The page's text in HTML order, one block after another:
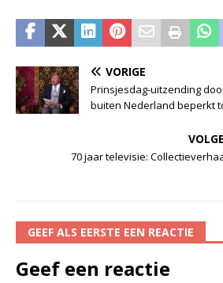
VORIGE
Prinsjesdag-uitzending
buiten Nederland beperkt
70 jaar televisie:
GEEF ALS EERSTE EEN REACTIE
Geef een reactie